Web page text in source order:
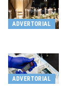
ADVERTORIAL
ADVERTORIAL